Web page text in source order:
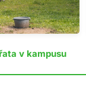
v kampusu